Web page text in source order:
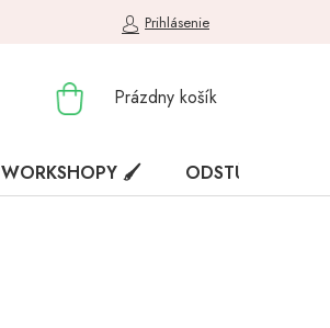
Prihlásenie
NÁKUPNÝ
Prázdny košík
WORKSHOPY 🖌️ ODSTÚPENIE